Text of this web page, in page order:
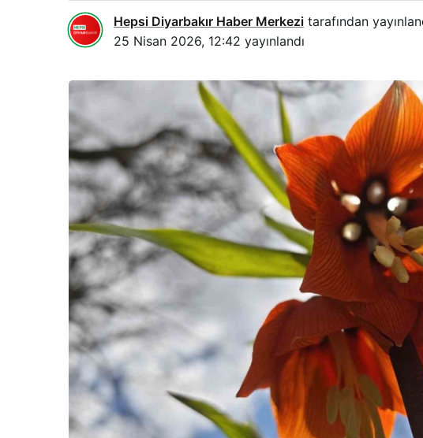
Hepsi Diyarbakır Haber Merkezi tarafından
25 Nisan 2026, 12:42 yayınlandı